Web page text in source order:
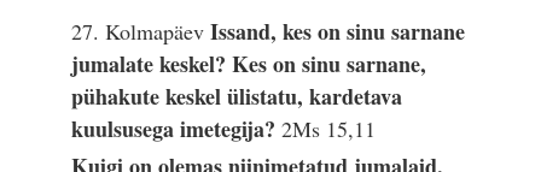
27. KolmapäevIssand, kes on sinu sarnane
jumalate keskel? Kes on sinu sarnane,
pühakute keskel ülistatu, kardetava
kuulsusega imetegija?2Ms 15,11